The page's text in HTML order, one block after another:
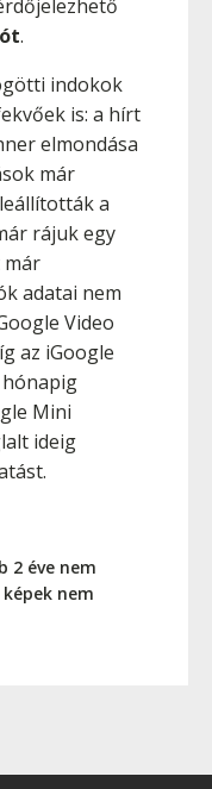
.
indokok
is: a hírt
elmondása
már
a
rájuk egy
már
adatai nem
Video
az iGoogle
Mini
ideig
2 éve nem
nem